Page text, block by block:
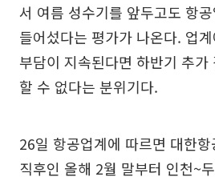
서 여름 성수기를 앞두고도 항공
들어섰다는 평가가 나온다. 업
부담이 지속된다면 하반기 추가
할 수 없다는 분위기다.
26일 항공업계에 따르면 대한
직후인 올해 2월 말부터 인천~